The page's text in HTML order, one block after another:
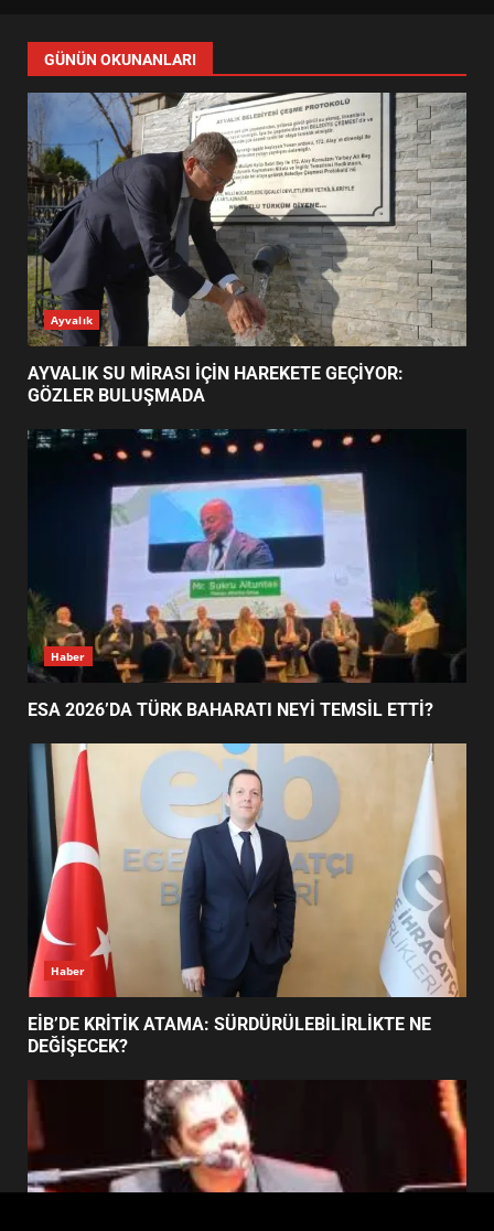
6
TURNUVASI KAYITLARI NEYİ
DEĞİŞTİRİYOR?
7
BURHANİYE BELEDİYESPOR’DA
YENİ YÖNETİM NASIL
ŞEKİLLENDİ?
1
AYVALIK SU MİRASI İÇİN
HAREKETE GEÇİYOR: GÖZLER
BULUŞMADA
ESA 2026’DA TÜRK BAHARATI
NEYİ TEMSİL ETTİ?
3
EİB’DE KRİTİK ATAMA:
SÜRDÜRÜLEBİLİRLİKTE NE
DEĞİŞECEK?
4
FİNALİNDE NE BAŞARDI?
5
BALIKESİR MÜZELERİNDE SÜRE
UZATILDI: NE DEĞİŞTİ?
BURHANİYE SATRANÇ
TURNUVASI KAYITLARI NEYİ
7
BURHANİYE BELEDİYESPOR’DA
YENİ YÖNETİM NASIL
ŞEKİLLENDİ?
GÜNÜN OKUNANLARI
Ayvalık
AYVALIK SU MİRASI İÇİN HAREKETE GEÇİYOR:
GÖZLER BULUŞMADA
Haber
ESA 2026’DA TÜRK BAHARATI NEYİ TEMSİL ETTİ?
Haber
EİB’DE KRİTİK ATAMA: SÜRDÜRÜLEBİLİRLİKTE NE
DEĞİŞECEK?